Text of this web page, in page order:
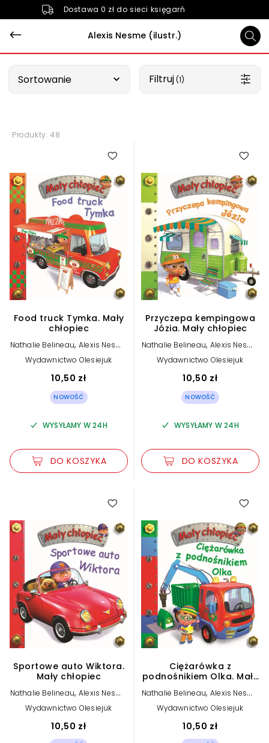
Dostawa 0 zł do sieci księgarń
Alexis Nesme (ilustr.)
Sortowanie Filtruj (1)
Produkty: 48
Food truck Tymka. Mały
chłopiec
Nathalie Belineau,Alexis Nesme
(ilustr.)
Wydawnictwo Olesiejuk
10,50 zł
NOWOŚĆ
WYSYŁAMY W 24H
DO KOSZYKA
Przyczepa kempingowa
Józia. Mały chłopiec
Nathalie Belineau,Alexis Nesme
(ilustr.)
Wydawnictwo Olesiejuk
10,50 zł
NOWOŚĆ
WYSYŁAMY W 24H
DO KOSZYKA
Sportowe auto Wiktora.
Mały chłopiec
Nathalie Belineau,Alexis Nesme
(ilustr.)
Wydawnictwo Olesiejuk
10,50 zł
Ciężarówka z
podnośnikiem Olka. Mały
Nathalie Belineau,Alexis Nesme
(ilustr.)
Wydawnictwo Olesiejuk
10,50 zł